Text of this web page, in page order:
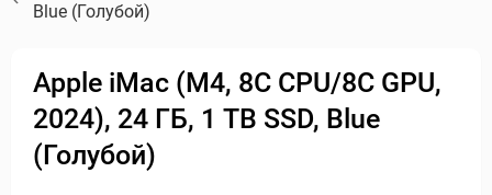
Blue (Голубой)
Apple iMac (M4, 8C CPU/8C GPU,
2024), 24 ГБ, 1 TB SSD, Blue
(Голубой)